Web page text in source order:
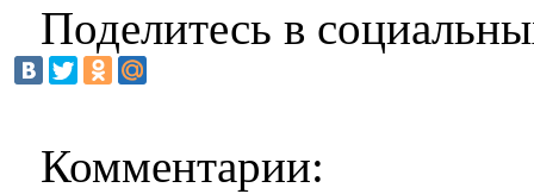
Поделитесь в
Комментарии: